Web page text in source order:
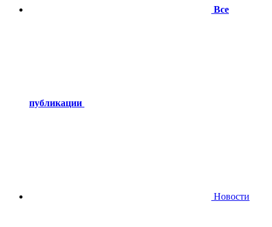
Все
публикации
Новости